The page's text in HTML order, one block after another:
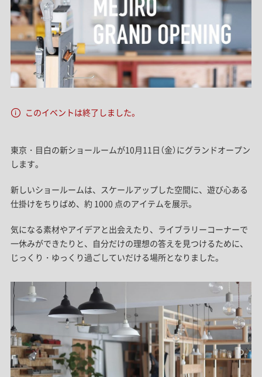
このイベントは終了しました。
東京・目白の新ショールームが10月11日（金）にグランドオープン
します。
新しいショールームは、スケールアップした空間に、遊び心ある
仕掛けをちりばめ、約 1000 点のアイテムを展示。
気になる素材やアイデアと出会えたり、ライブラリーコーナーで
一休みができたりと、自分だけの理想の答えを見つけるために、
じっくり・ゆっくり過ごしていだける場所となりました。